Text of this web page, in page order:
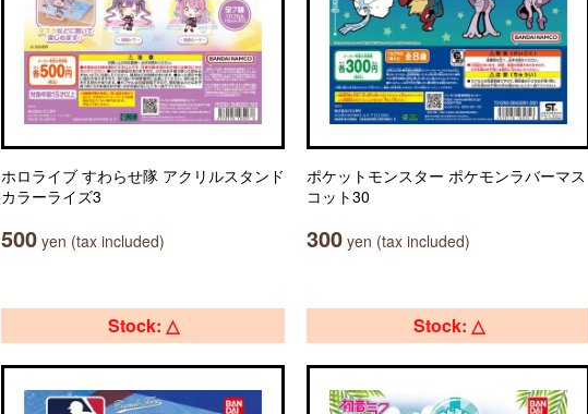
ホロライブ すわらせ隊 アクリルスタンド
カラーライズ3
500 yen (tax included)
ポケットモンスター ポケモンラバーマス
コット30
300 yen (tax included)
Stock: △ Stock: △